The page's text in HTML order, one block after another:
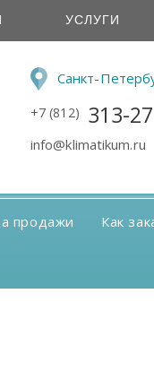
УСЛУГИ
Санкт-
+7 (812) 313-
info@klimatikum.ru
продажи Как